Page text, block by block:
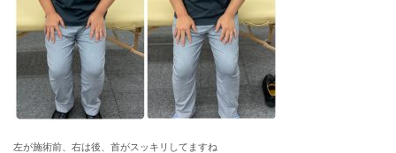
左が施術前、右は後、首がスッキリしてますね